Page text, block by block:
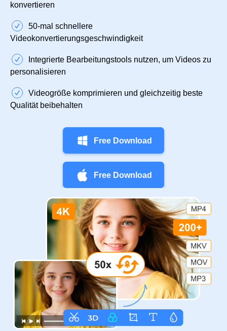
konvertieren
50‑mal schnellere
Videokonvertierungsgeschwindigkeit
Integrierte Bearbeitungstools nutzen, um Videos zu
personalisieren
Videogröße komprimieren und gleichzeitig beste
Qualität beibehalten
Free Download
Free Download